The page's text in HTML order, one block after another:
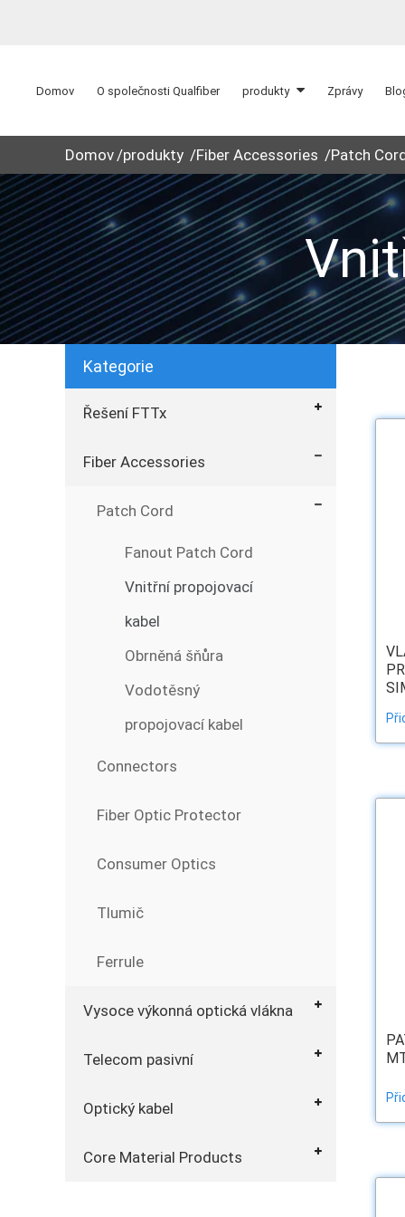
Domov O společnosti Qualfiber produkty Zprávy
Domov produkty Fiber Accessories Patch
Kategorie
Řešení FTTx
Fiber Accessories
Patch Cord
Fanout Patch Cord
Vnitřní propojovací
kabel
Obrněná šňůra
Vodotěsný
propojovací kabel
Connectors
Fiber Optic Protector
Consumer Optics
Tlumič
Ferrule
Vysoce výkonná optická vlákna
Telecom pasivní
Optický kabel
Core Material Products